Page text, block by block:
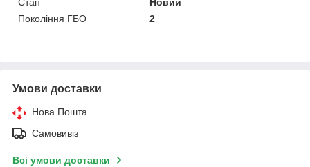
Покоління ГБО
2
Умови доставки
Нова Пошта
Самовивіз
Всі умови доставки